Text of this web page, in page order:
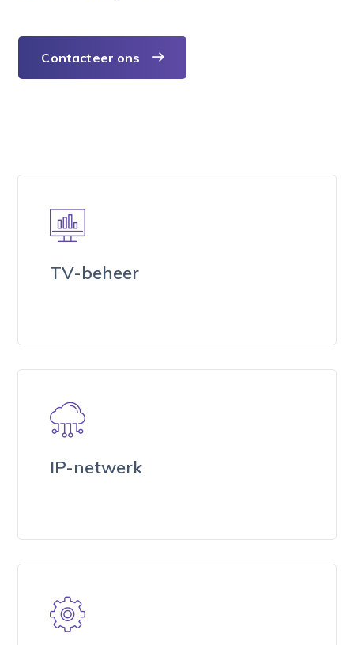
Contacteer ons
TV-beheer
IP-netwerk